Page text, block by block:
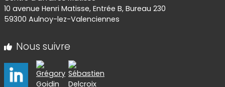
10 avenue Henri Matisse, Entrée B, Bureau 230
59300 Aulnoy-lez-Valenciennes
Nous suivre